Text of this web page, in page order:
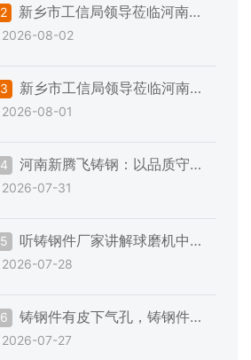
2
新乡市工信局领导莅临河南新
腾飞帮扶指导“三规范一提升”专项
2026-08-02
3
新乡市工信局领导莅临河南新
腾飞帮扶指导“三规范一提升”专项
2026-08-01
4
河南新腾飞铸钢：以品质守承
诺，以服务赢信赖
2026-07-31
5
听铸钢件厂家讲解球磨机中空
轴加工的一些事
2026-07-28
6
铸钢件有皮下气孔，铸钢件厂
家的解决措施是？
2026-07-27